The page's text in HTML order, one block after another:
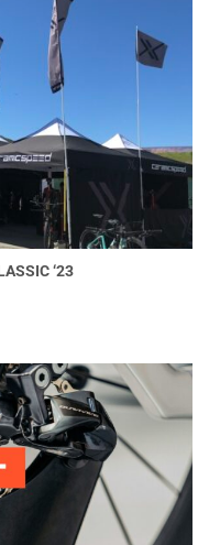
‘23